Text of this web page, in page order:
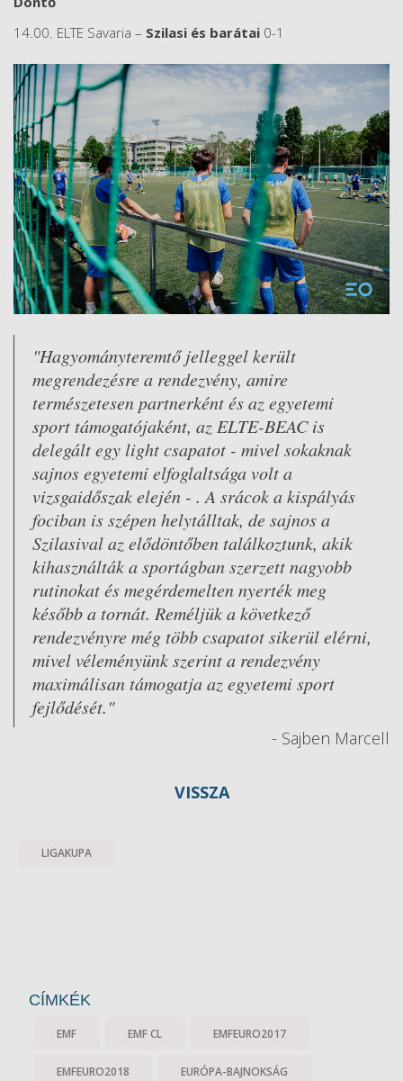
14.00. ELTE Savaria – Szilasi és barátai 0-1
"Hagyományteremtő jelleggel került
megrendezésre a rendezvény, amire
természetesen partnerként és az egyetemi
sport támogatójaként, az ELTE-BEAC is
delegált egy light csapatot - mivel sokaknak
sajnos egyetemi elfoglaltsága volt a
vizsgaidőszak elején - . A srácok a kispályás
fociban is szépen helytálltak, de sajnos a
Szilasival az elődöntőben találkoztunk, akik
kihasználták a sportágban szerzett nagyobb
rutinokat és megérdemelten nyerték meg
később a tornát. Reméljük a következő
rendezvényre még több csapatot sikerül elérni,
mivel véleményünk szerint a rendezvény
maximálisan támogatja az egyetemi sport
fejlődését."
- Sajben Marcell
VISSZA
LIGAKUPA
CÍMKÉK
EMF EMF CL EMFEURO2017
EMFEURO2018 EURÓPA-BAJNOKSÁG